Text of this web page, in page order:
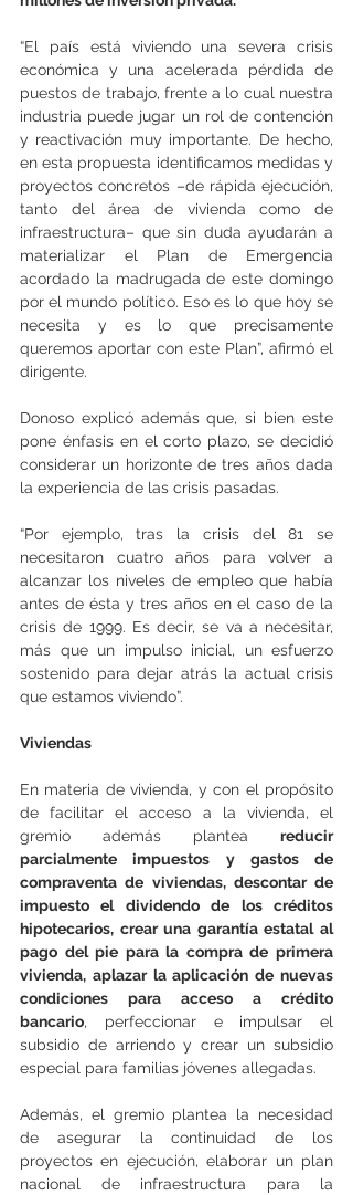
“El país está viviendo una severa crisis
económica y una acelerada pérdida de
puestos de trabajo, frente a lo cual nuestra
industria puede jugar un rol de contención
y reactivación muy importante. De hecho,
en esta propuesta identificamos medidas y
proyectos concretos –de rápida ejecución,
tanto del área de vivienda como de
infraestructura– que sin duda ayudarán a
materializar el Plan de Emergencia
acordado la madrugada de este domingo
por el mundo político. Eso es lo que hoy se
necesita y es lo que precisamente
queremos aportar con este Plan”, afirmó el
dirigente.
Donoso explicó además que, si bien este
pone énfasis en el corto plazo, se decidió
considerar un horizonte de tres años dada
la experiencia de las crisis pasadas.
“Por ejemplo, tras la crisis del 81 se
necesitaron cuatro años para volver a
alcanzar los niveles de empleo que había
antes de ésta y tres años en el caso de la
crisis de 1999. Es decir, se va a necesitar,
más que un impulso inicial, un esfuerzo
sostenido para dejar atrás la actual crisis
que estamos viviendo”.
Viviendas
En materia de vivienda, y con el propósito
de facilitar el acceso a la vivienda, el
gremio además plantea reducir
parcialmente impuestos y gastos de
compraventa de viviendas, descontar de
impuesto el dividendo de los créditos
hipotecarios, crear una garantía estatal al
pago del pie para la compra de primera
vivienda, aplazar la aplicación de nuevas
condiciones para acceso a crédito
bancario, perfeccionar e impulsar el
subsidio de arriendo y crear un subsidio
especial para familias jóvenes allegadas.
Además, el gremio plantea la necesidad
de asegurar la continuidad de los
proyectos en ejecución, elaborar un plan
nacional de infraestructura para la